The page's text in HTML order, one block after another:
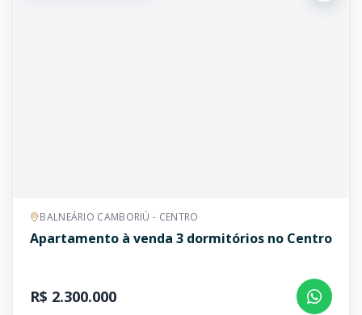
BALNEÁRIO CAMBORIÚ - CENTRO
Apartamento à venda 3 dormitórios no Centro
R$ 2.300.000